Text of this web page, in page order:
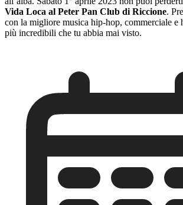
Vida Loca al Peter Pan Club di Riccione.
con la migliore musica hip-hop, commerciale e
più incredibili che tu abbia mai visto.